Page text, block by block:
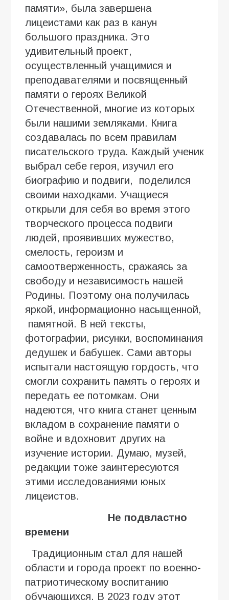
памяти», была завершена
лицеистами как раз в канун
большого праздника. Это
удивительный проект,
осуществленный учащимися и
преподавателями и посвященный
памяти о героях Великой
Отечественной, многие из которых
были нашими земляками. Книга
создавалась по всем правилам
писательского труда. Каждый ученик
выбрал себе героя, изучил его
биографию и подвиги, поделился
своими находками. Учащиеся
открыли для себя во время этого
творческого процесса подвиги
людей, проявивших мужество,
смелость, героизм и
самоотверженность, сражаясь за
свободу и независимость нашей
Родины. Поэтому она получилась
яркой, информационно насыщенной,
памятной. В ней тексты,
фотографии, рисунки, воспоминания
дедушек и бабушек. Сами авторы
испытали настоящую гордость, что
смогли сохранить память о героях и
передать ее потомкам. Они
надеются, что книга станет ценным
вкладом в сохранение памяти о
войне и вдохновит других на
изучение истории. Думаю, музей,
редакции тоже заинтересуются
этими исследованиями юных
лицеистов.
Не подвластно
времени
Традиционным стал для нашей
области и города проект по военно-
патриотическому воспитанию
обучающихся. В 2023 году этот